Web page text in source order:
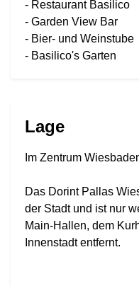
- Restaurant Basilico
- Garden View Bar
- Bier- und Weinstube
- Basilico's Garten
Lage
Im Zentrum
Das Dorint Pallas
der Stadt und ist nur
Main-Hallen, dem
Innenstadt entfernt.